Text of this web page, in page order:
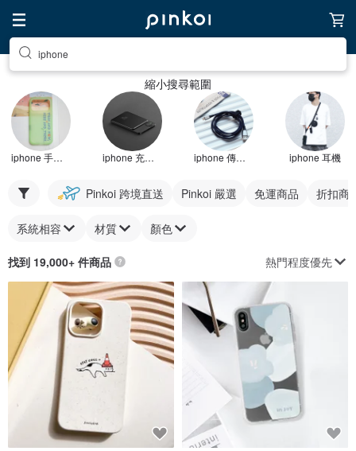
iphone
縮小搜尋範圍
iphone 手機殼 iphone 充電器 iphone 傳輸線 iphone 耳機
Pinkoi 跨境直送 Pinkoi 嚴選 免運商品 折扣商
系統相容 材質 顏色
找到 19,000+ 件商品 熱門程度優先